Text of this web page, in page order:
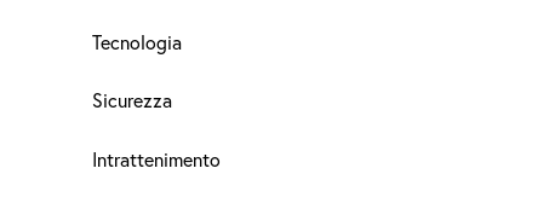
Tecnologia
Sicurezza
Intrattenimento